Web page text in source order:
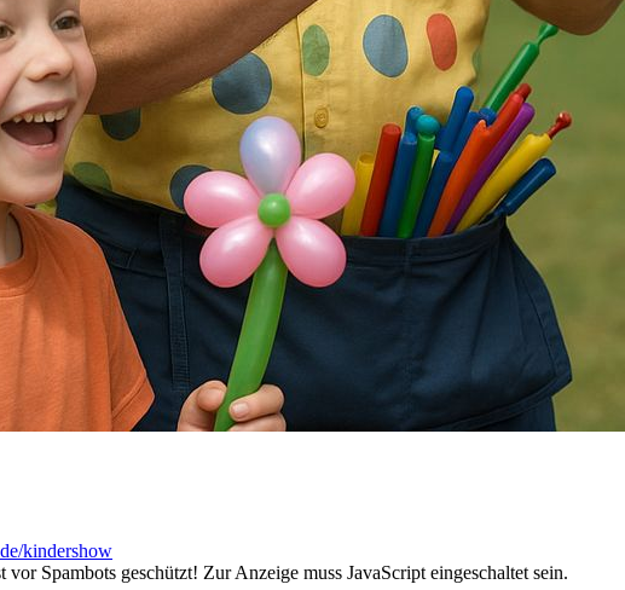
kindershow
Spambots geschützt! Zur Anzeige muss JavaScript eingeschaltet sein.